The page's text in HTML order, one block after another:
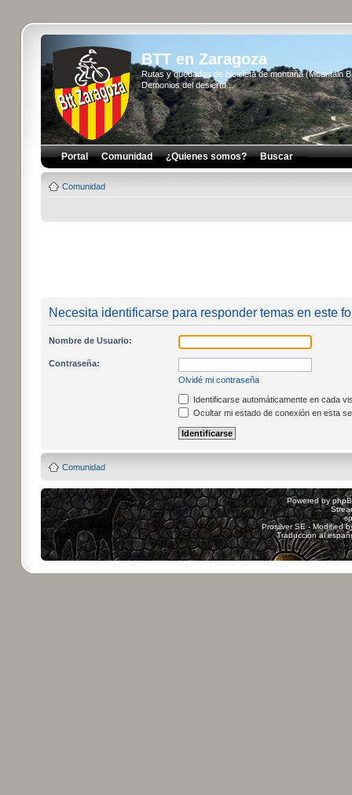
BTT en Zaragoza
Rutas y quedadas de bicicleta de montaña (Mountain
Demonios del desierto...
Portal Comunidad ¿Quienes somos? Buscar
Comunidad
Necesita identificarse para responder temas en este
Nombre de Usuario:
Contraseña:
Olvidé mi contraseña
Identificarse automáticamente en cada
Ocultar mi estado de conexión en esta
Comunidad
Powered by
Prosilver SE - Modified
Traducción al